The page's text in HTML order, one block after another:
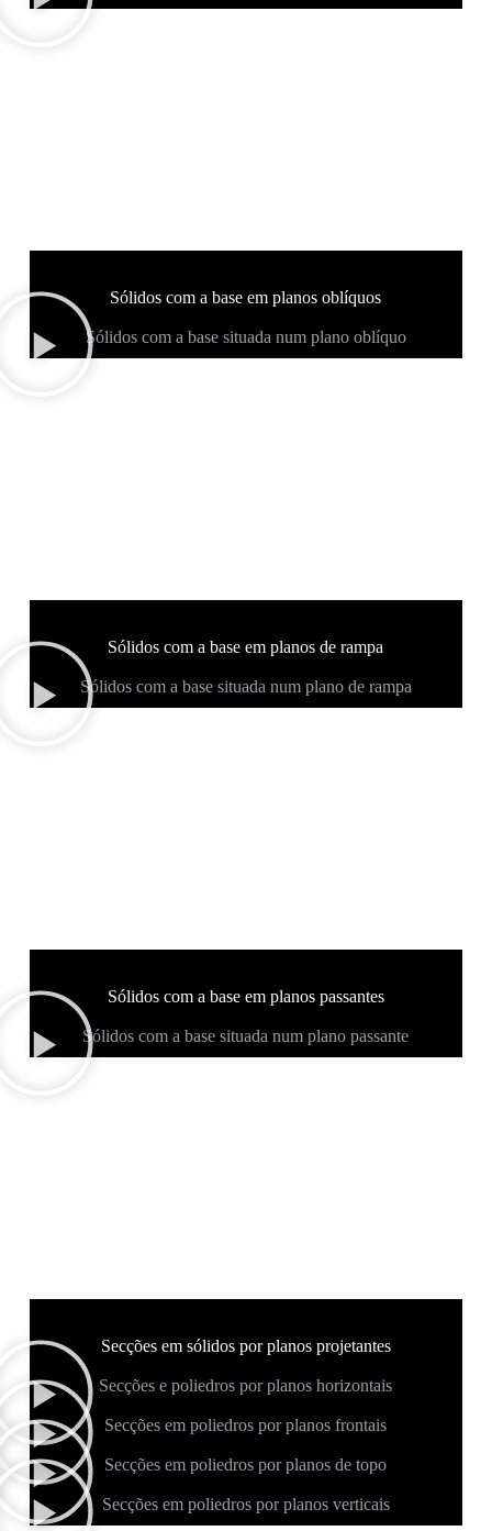
Sólidos com a base em planos oblíquos
Sólidos com a base situada num plano oblíquo
Sólidos com a base em planos de rampa
Sólidos com a base situada num plano de rampa
Sólidos com a base em planos passantes
Sólidos com a base situada num plano passante
Secções em sólidos por planos projetantes
Secções e poliedros por planos horizontais
Secções em poliedros por planos frontais
Secções em poliedros por planos de topo
Secções em poliedros por planos verticais